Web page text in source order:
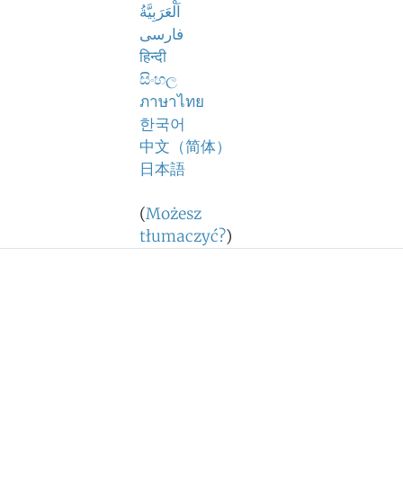
اَلْعَرَبِيَّةُ
فارسی
हिन्दी
සිංහල
ภาษาไทย
한국어
中文（简体）
日本語
(Możesz
tłumaczyć?)